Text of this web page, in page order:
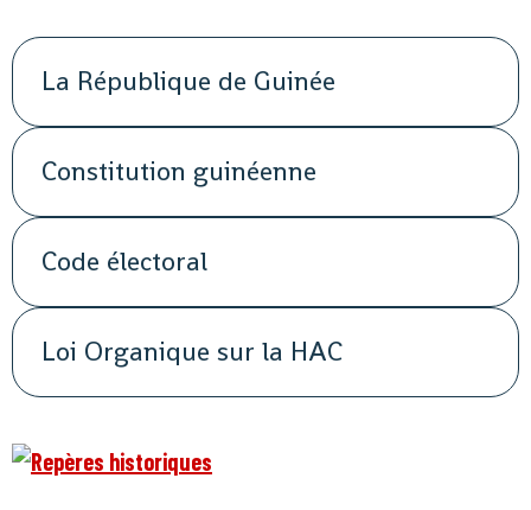
La République de Guinée
Constitution guinéenne
Code électoral
Loi Organique sur la HAC